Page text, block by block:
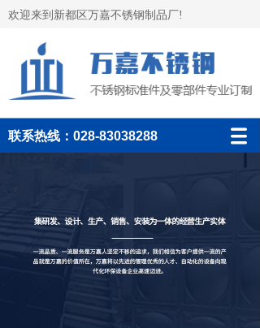
欢迎来到新都区万嘉不锈钢制品厂!
联系热线：028-83038288